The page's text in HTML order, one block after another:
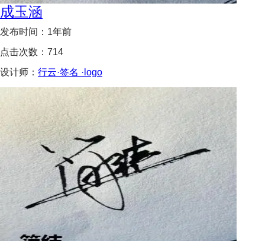
成玉涵
发布时间： 1年前
点击次数： 714
设计师： 行云·签名 ·logo